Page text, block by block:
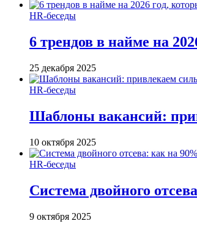
HR-беседы
6 трендов в найме на
25 декабря 2025
HR-беседы
Шаблоны вакансий:
10 октября 2025
HR-беседы
Система двойного
9 октября 2025